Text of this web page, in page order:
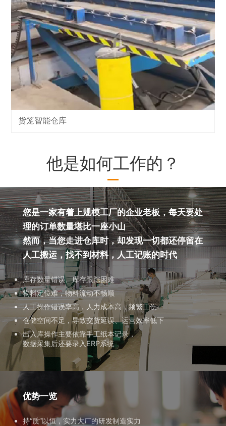
货笼智能仓库
他是如何工作的？
您是一家有着上规模工厂的企业老板，每天要处
理的订单数量堪比一座小山
然而，当您走进仓库时，却发现一切都还停留在
人工搬运，找不到材料，人工记账的时代
库存数量错误、库存跟踪困难
物料定位难，物料流动不畅顺
人工操作错误率高，人力成本高，频繁工伤
仓储空间不足，导致交货延误、运营效率低下
出入库操作主要依靠手工纸本记录，
数据采集后还要录入ERP系统
优势一览
持“质”以恒，实力大厂的研发制造实力